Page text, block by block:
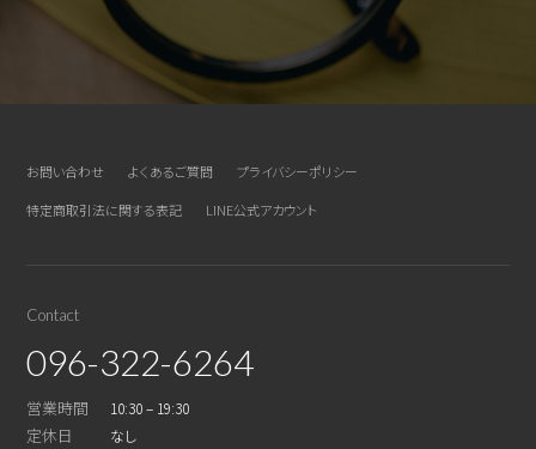
お問い合わせ よくあるご質問
プライバシーポリシー
特定商取引法に関する表記
LINE公式アカウント
Contact
096-322-6264
営業時間 10:30 – 19:30
定休日 なし